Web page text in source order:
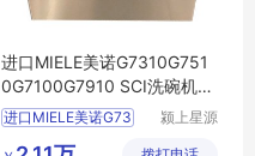
进口MIELE美诺G7310G751
0G7100G7910 SCI洗碗机质
保两年
进口MIELE美诺G73
颍上星源